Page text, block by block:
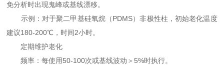
免分析时出现鬼峰或基线漂移。
示例：对于聚二甲基硅氧烷（PDMS）非极性柱，初始老化温度
建议180-200℃，时间2小时。
定期维护老化
频率：每使用50-100次或基线波动＞5%时执行。